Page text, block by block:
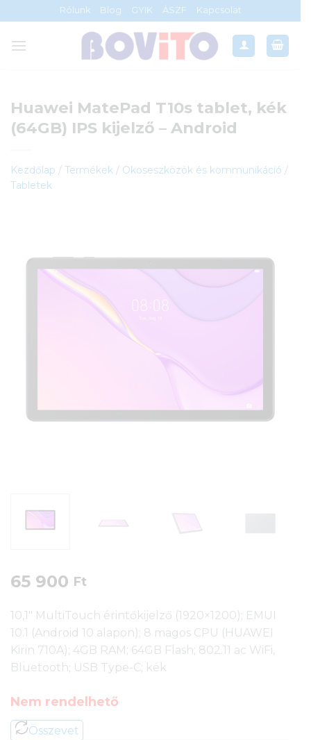
to
content
Rólunk Blog GYIK ÁSZF Kapcsolat
Huawei MatePad T10s tablet, kék
(64GB) IPS kijelző – Android
Kezdőlap / Termékek / Okoseszközök és kommunikáció /
Tabletek
65 900 Ft
10,1″ MultiTouch érintőkijelző (1920×1200); EMUI
10.1 (Android 10 alapon); 8 magos CPU (HUAWEI
Kirin 710A); 4GB RAM; 64GB Flash; 802.11 ac WiFi,
Bluetooth; USB Type-C; kék
Nem rendelhető
Összevet